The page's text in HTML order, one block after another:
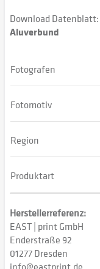
Download Datenblatt:
Aluverbund
Fotografen
Fotomotiv
Region
Produktart
Herstellerreferenz:
EAST | print GmbH
Enderstraße 92
01277 Dresden